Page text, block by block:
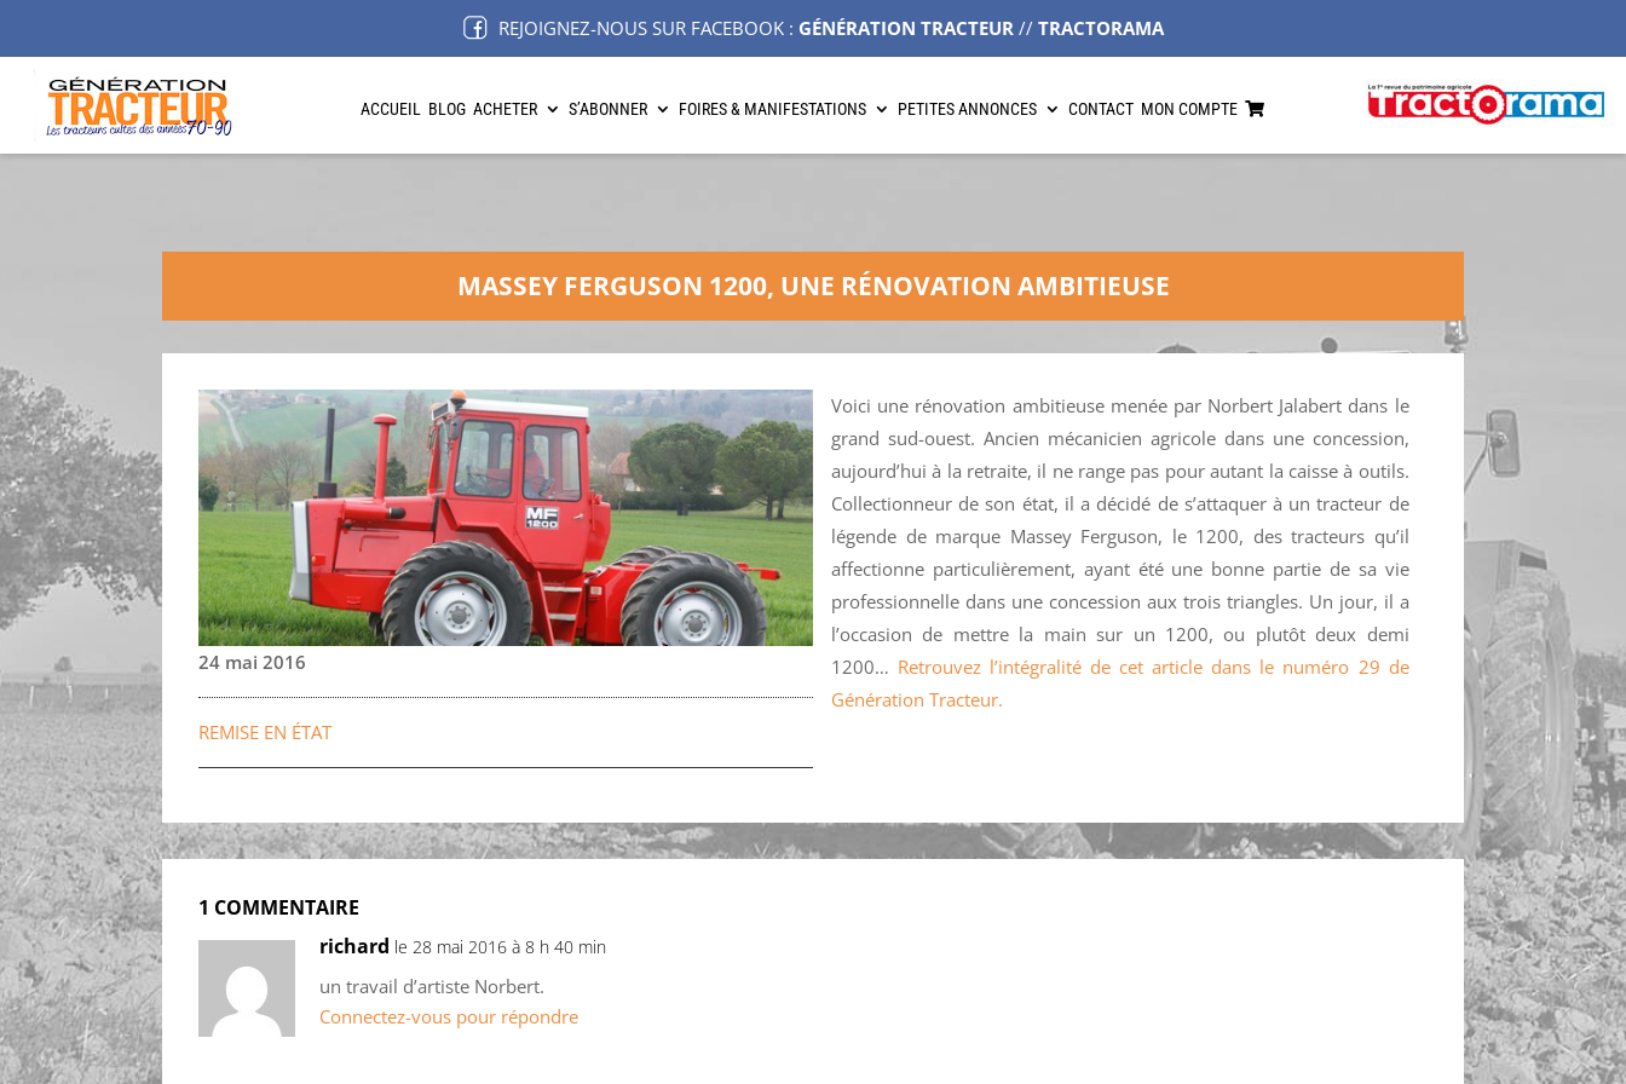
REJOIGNEZ-NOUS SUR FACEBOOK : GÉNÉRATION TRACTEUR// TRACTORAMA
ACCUEIL BLOG ACHETER S’ABONNER FOIRES & MANIFESTATIONS PETITES ANNONCES CONTACT MON COMPTE
MASSEY FERGUSON 1200, UNE RÉNOVATION AMBITIEUSE
24 mai 2016
REMISE EN ÉTAT
Voici une rénovation ambitieuse menée par Norbert Jalabert dans le
grand sud-ouest. Ancien mécanicien agricole dans une concession,
aujourd’hui à la retraite, il ne range pas pour autant la caisse à outils.
Collectionneur de son état, il a décidé de s’attaquer à un tracteur de
légende de marque Massey Ferguson, le 1200, des tracteurs qu’il
affectionne particulièrement, ayant été une bonne partie de sa vie
professionnelle dans une concession aux trois triangles. Un jour, il a
l’occasion de mettre la main sur un 1200, ou plutôt deux demi
1200… Retrouvez l’intégralité de cet article dans le numéro 29 de
Génération Tracteur.
1 COMMENTAIRE
richard le 28 mai 2016 à 8 h 40 min
un travail d’artiste Norbert.
Connectez-vous pour répondre